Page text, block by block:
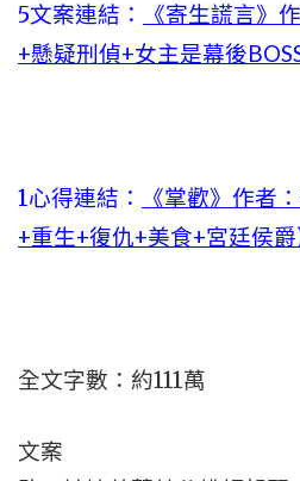
5文案連結：
《寄生謊言》
+懸疑刑偵+女主是幕後
1心得連結：
《掌歡》作者
+重生+復仇+美食+宮廷侯爵
全文字數：約111萬
文案